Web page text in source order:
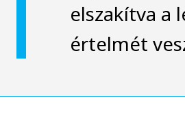
elszakítva a
értelmét